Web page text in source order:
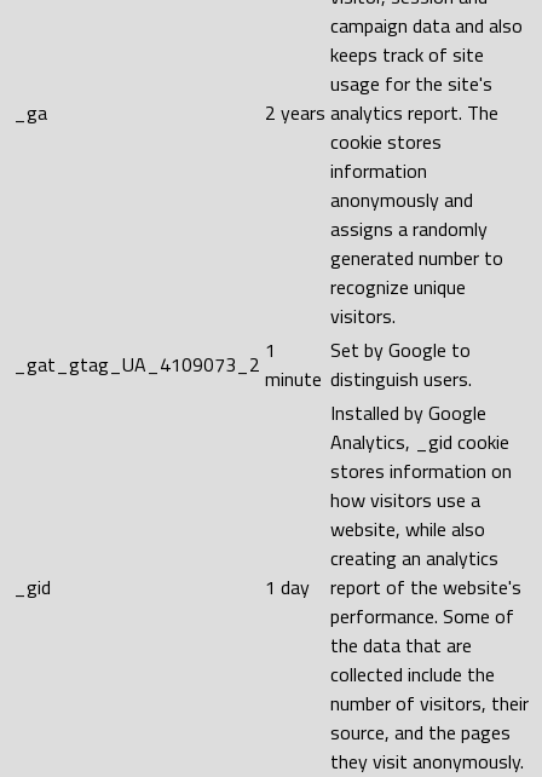
_ga 2 years
campaign data and also
keeps track of site
usage for the site's
analytics report. The
cookie stores
information
anonymously and
assigns a randomly
generated number to
recognize unique
visitors.
_gat_gtag_UA_4109073_2 1
minute
Set by Google to
distinguish users.
_gid 1 day
Installed by Google
Analytics, _gid cookie
stores information on
how visitors use a
website, while also
creating an analytics
report of the website's
performance. Some of
the data that are
collected include the
number of visitors, their
source, and the pages
they visit anonymously.